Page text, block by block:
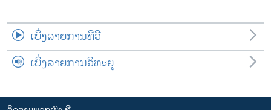
ເບິ່ງລາຍການທີວີ
ເບິ່ງລາຍການວິທະຍຸ